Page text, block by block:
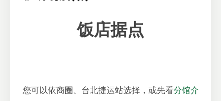
饭店据点
您可以依商圈、台北捷运站选择，或先看分馆介